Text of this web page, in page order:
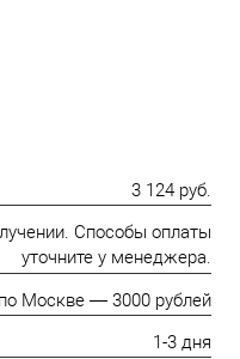
3 124 руб.
Способы оплаты
уточните у менеджера.
по Москве — 3000 рублей
1-3 дня